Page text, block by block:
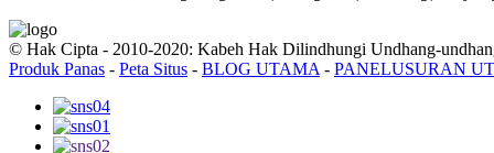
© Hak Cipta - 2010-2020: Kabeh Hak Dilindhungi Undhang-
Produk Panas - Peta Situs - BLOG UTAMA - PANELUSURAN